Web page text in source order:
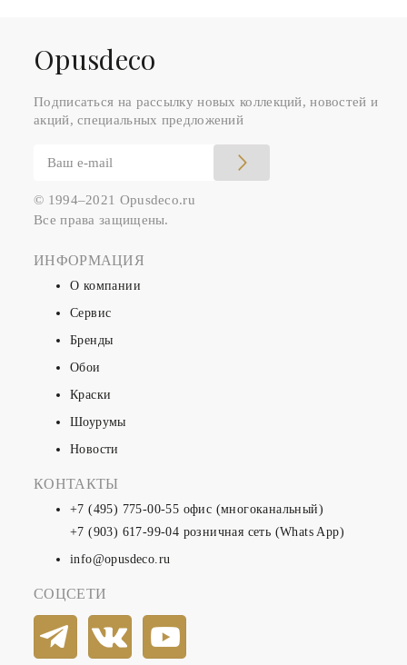
Оpusdeco
Подписаться на рассылку новых коллекций, новостей и
акций, специальных предложений
© 1994–2021 Opusdeco.ru
Все права защищены.
ИНФОРМАЦИЯ
О компании
Сервис
Бренды
Обои
Краски
Шоурумы
Новости
КОНТАКТЫ
+7 (495) 775-00-55 офис (многоканальный)
+7 (903) 617-99-04 розничная сеть (Whats App)
info@opusdeco.ru
СОЦСЕТИ